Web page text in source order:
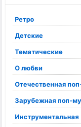
Ретро
Детские
Тематические
О любви
Отечественная
Зарубежная поп-
Инструментальная